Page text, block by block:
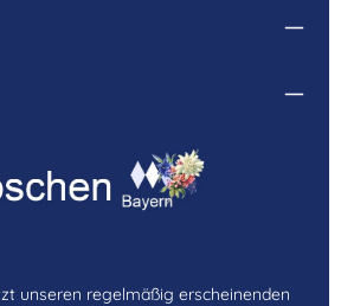
unseren regelmäßig erscheinenden